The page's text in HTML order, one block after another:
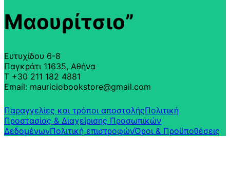
Μαουρίτσιο”
Ευτυχίδου 6-8
Παγκράτι 11635, Αθήνα
T +30 211 182 4881
Email: mauriciobookstore@gmail.com
Παραγγελίες και τρόποι αποστολήςΠολιτική
Προστασίας & Διαχείρισης Προσωπικών
ΔεδομένωνΠολιτική επιστροφών​Όροι & Προϋποθέσεις​